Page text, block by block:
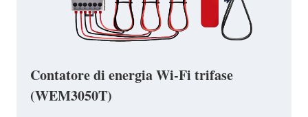
Contatore di energia Wi-Fi trifase
(WEM3050T)